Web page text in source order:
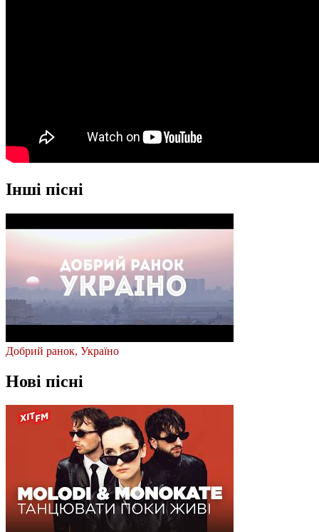
Інші пісні
Добрий ранок, Україно
Нові пісні